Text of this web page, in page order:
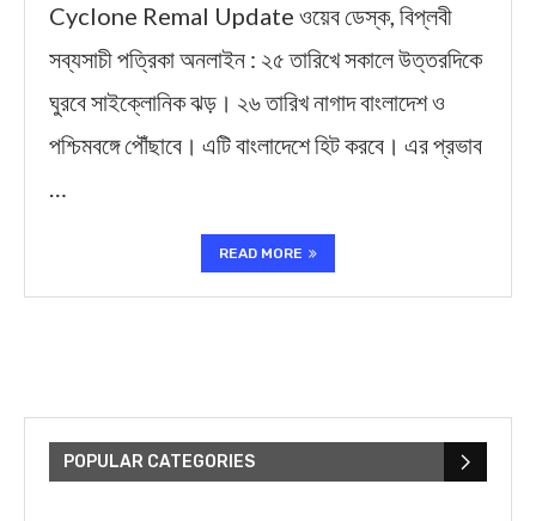
Cyclone Remal Update ওয়েব ডেস্ক, বিপ্লবী
সব্যসাচী পত্রিকা অনলাইন : ২৫ তারিখে সকালে উত্তরদিকে
ঘুরবে সাইক্লোনিক ঝড়। ২৬ তারিখ নাগাদ বাংলাদেশ ও
পশ্চিমবঙ্গে পৌঁছাবে। এটি বাংলাদেশে হিট করবে। এর প্রভাব
…
READ MORE
POPULAR CATEGORIES